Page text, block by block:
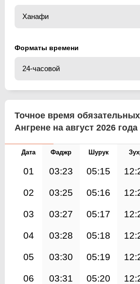
Форматы времени
Точное время
Ангрене на август 2026
Дата Фаджр Шурук
01 03:23 05:15
02 03:25 05:16
03 03:27 05:17
04 03:28 05:18
05 03:30 05:19
06 03:31 05:20